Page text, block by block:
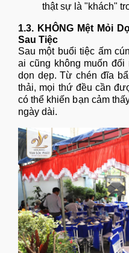
thật sự là "khách"
1.3. KHÔNG Mệt Mỏi
Sau Tiệc
Sau một buổi tiệc ấm
ai cũng không muốn
dọn dẹp. Từ chén đĩa
thải, mọi thứ đều cần
có thể khiến bạn cảm
ngày dài.